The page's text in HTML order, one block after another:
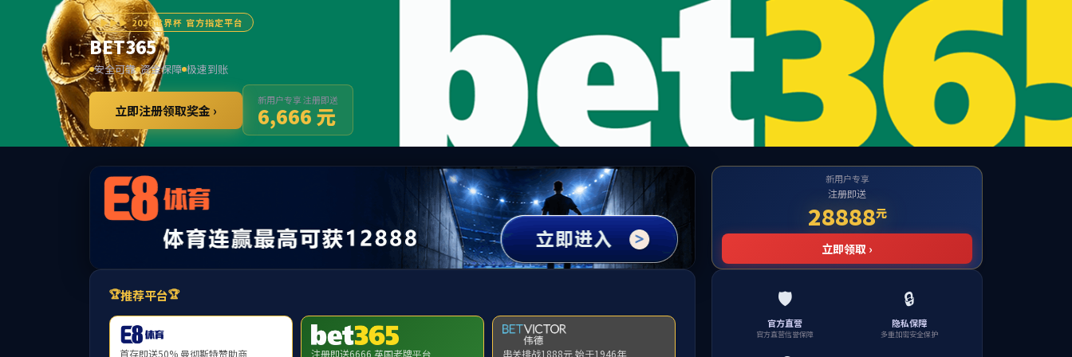
中国·yl1111永利(集团)有限公司-Official Website
首页 关闭此页